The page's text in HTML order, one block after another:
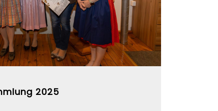
2025